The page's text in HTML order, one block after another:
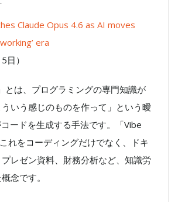
Claude Opus 4.6 as AI moves
era
日）
とは、プログラミングの専門知識が
いう感じのものを作って」という曖
ードを生成する手法です。「Vibe
れをコーディングだけでなく、ドキ
プレゼン資料、財務分析など、知識労
念です。